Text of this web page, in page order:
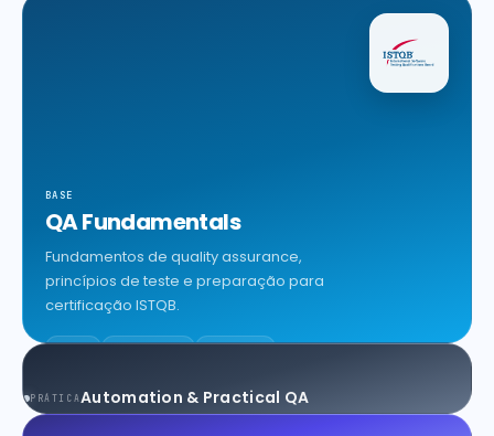
Inglês e Francês reservados ao ecossistema Findmore
Bootcamp de cibersegurança e ethical hacking
BASE
QA Fundamentals
Fundamentos de quality assurance,
princípios de teste e preparação para
certificação ISTQB.
ISTQB FUNDAMENTOS MANUAL QA
Em breve
PRÁTICA Automation & Practical QA